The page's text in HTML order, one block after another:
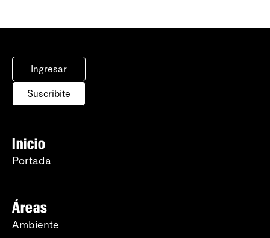
Ingresar
Suscribite
Inicio
Portada
Áreas
Ambiente